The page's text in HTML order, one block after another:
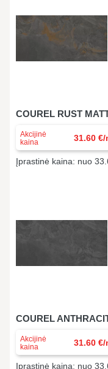
COUREL RUST
Akcijinė
kaina
31.60 €/
Įprastinė kaina: nuo
COUREL
Akcijinė
kaina
31.60 €/
Įprastinė kaina: nuo